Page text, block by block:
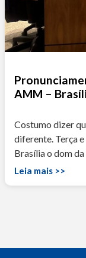
AMM –
Costumo dizer
diferente. Terça
Brasília o dom
Leia mais >>